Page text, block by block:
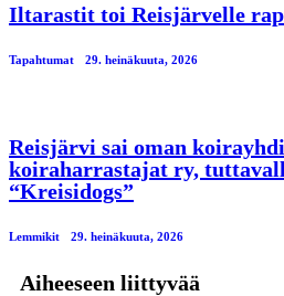
Iltarastit toi Reisjärvelle
Tapahtumat 29. heinäkuuta, 2026
Reisjärvi sai oman
koiraharrastajat ry,
“Kreisidogs”
Lemmikit 29. heinäkuuta, 2026
Aiheeseen liittyvää